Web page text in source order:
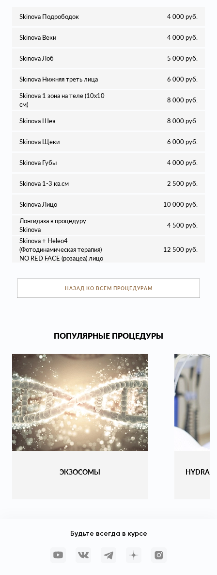
Skinova Подрободок 4 000 руб.
Skinova Веки 4 000 руб.
Skinova Лоб 5 000 руб.
Skinova Нижняя треть лица 6 000 руб.
Skinova 1 зона на теле (10х10
см)
8 000 руб.
Skinova Шея 8 000 руб.
Skinova Щеки 6 000 руб.
Skinova Губы 4 000 руб.
Skinova 1-3 кв.см 2 500 руб.
Skinova Лицо 10 000 руб.
Лонгидаза в процедуру
Skinova
4 500 руб.
Skinova + Heleo4
(Фотодинамическая терапия)
NO RED FACE (розацеа) лицо
12 500 руб.
НАЗАД КО ВСЕМ ПРОЦЕДУРАМ
ПОПУЛЯРНЫЕ ПРОЦЕДУРЫ
ЭКЗОСОМЫ
Будьте всегда в курсе